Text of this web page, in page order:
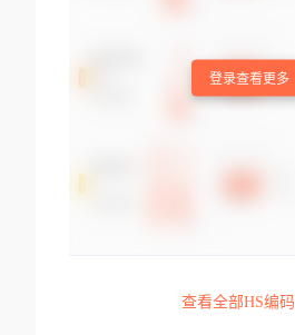
登录查看更多
查看全部HS编码